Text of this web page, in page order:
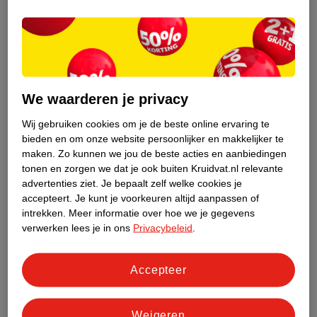
Philips OneBlade
Face+Body QP2834/23
Trimmer,
zilverkleur
59.
99
152
GilletteLabs Body +
Intimate
Scheersysteem
Inclusief 1 scheermesje
24.99
We waarderen je privacy
Wij gebruiken cookies om je de beste online ervaring te
bieden en om onze website persoonlijker en makkelijker te
maken. Zo kunnen we jou de beste acties en aanbiedingen
tonen en zorgen we dat je ook buiten Kruidvat.nl relevante
advertenties ziet. Je bepaalt zelf welke cookies je
accepteert. Je kunt je voorkeuren altijd aanpassen of
intrekken.
Meer informatie over hoe we je gegevens
verwerken lees je in ons Privacybeleid
Accepteer